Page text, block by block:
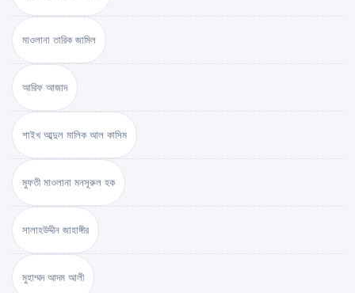
মাওলানা তারিক জামিল
আরিফ আজাদ
শাইখ আব্দুল মালিক আল কাসিম
মুফতী মাওলানা মনসূরুল হক
সালাহউদ্দীন জাহাঙ্গীর
মুহাম্মদ আদম আলী